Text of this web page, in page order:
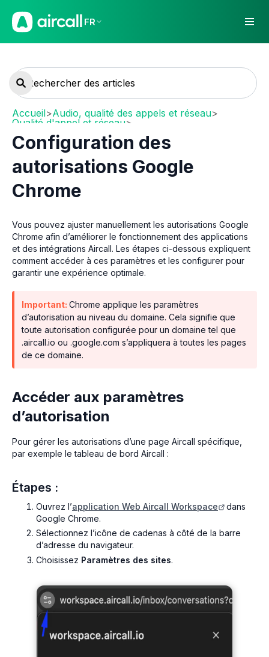
FR
Accueil>Audio, qualité des appels et réseau>
Qualité d'appel et réseau>
Network requirements and recommendations
Configuration des
autorisations Google
Chrome
Vous pouvez ajuster manuellement les autorisations Google
Chrome afin d’améliorer le fonctionnement des applications
et des intégrations Aircall. Les étapes ci-dessous expliquent
comment accéder à ces paramètres et les configurer pour
garantir une expérience optimale.
Important: Chrome applique les paramètres
d’autorisation au niveau du domaine. Cela signifie que
toute autorisation configurée pour un domaine tel que
.aircall.io ou .google.com s’appliquera à toutes les pages
de ce domaine.
Accéder aux paramètres
d’autorisation
Pour gérer les autorisations d’une page Aircall spécifique,
par exemple le tableau de bord Aircall :
Étapes :
Ouvrez l’application Web Aircall Workspace
dans
Google Chrome.
Sélectionnez l’icône de cadenas à côté de la barre
d’adresse du navigateur.
Choisissez Paramètres des sites.